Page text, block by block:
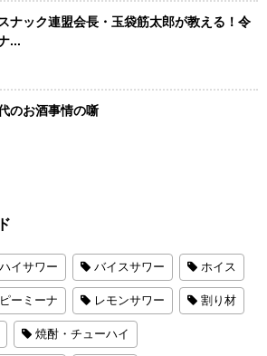
ナック連盟会長・玉袋筋太郎が教える！令
...
のお酒事情の噺
ハイサワー バイスサワー ホイス
ーミーナ レモンサワー 割り材
焼酎・チューハイ